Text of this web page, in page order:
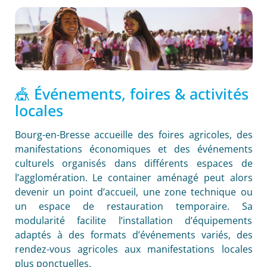
🎪 Événements, foires & activités
locales
Bourg-en-Bresse accueille des foires agricoles, des
manifestations économiques et des événements
culturels organisés dans différents espaces de
l’agglomération. Le container aménagé peut alors
devenir un point d’accueil, une zone technique ou
un espace de restauration temporaire. Sa
modularité facilite l’installation d’équipements
adaptés à des formats d’événements variés, des
rendez-vous agricoles aux manifestations locales
plus ponctuelles.